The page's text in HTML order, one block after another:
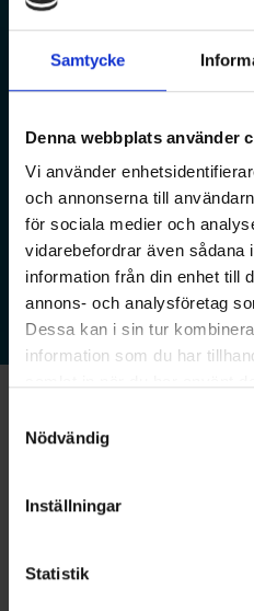
Samtycke
Denna webbplats använder
Vi använder
och annonserna till
för sociala medier och
vidarebefordrar även sådana
information från din enhet till
annons- och analysföretag
Dessa kan i sin tur
information som du har
Nödvändig
Inställningar
Statistik
VA Tour
och att
VA Tour Sweden